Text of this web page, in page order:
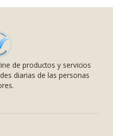
de productos y servicios
diarias de las personas